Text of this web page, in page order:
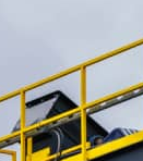
Depuis sa
les entreprises
pour notre